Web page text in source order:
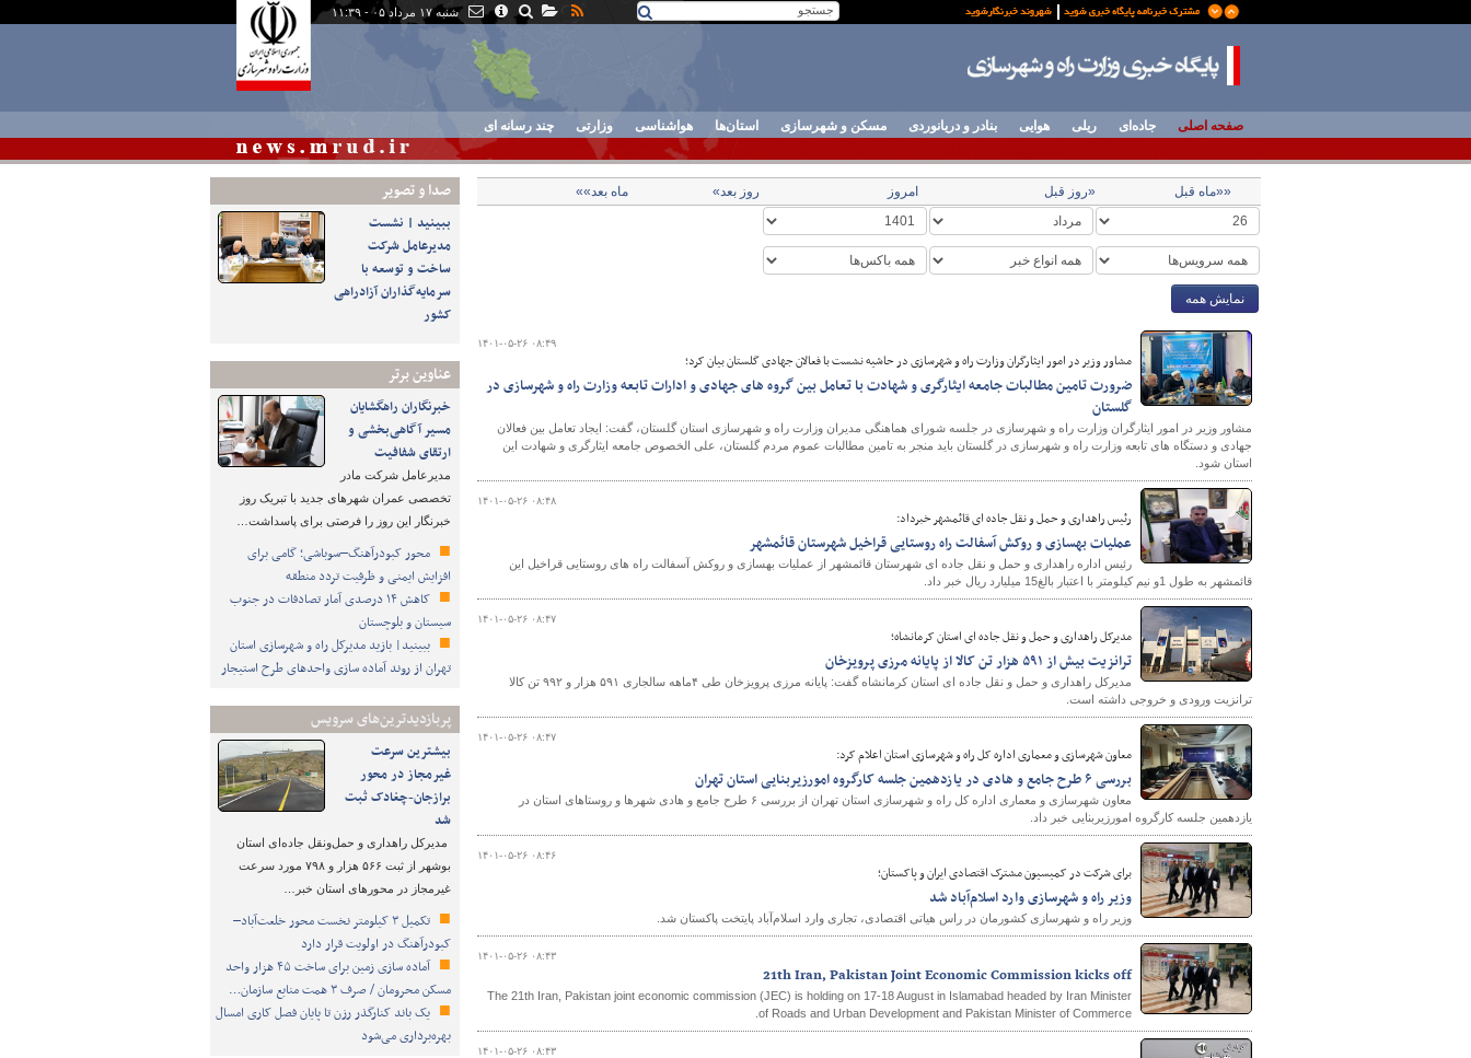
شنبه ۱۷ مرداد ۰۵ - ۱۱:۳۹
پایگاه خبری وزارت راه و
صفحه اصلی جاده‌ای ریلی هوایی بنادر و دریانوردی مسکن و شهرسازی استان‌ها هواشناسی وزارتی چند رسانه ای
صدا و تصوير
ببینید | نشست
مدیرعامل شرکت
ساخت و توسعه با
سرمایه‌گذاران آزادراهی
کشور
عناوین برتر
خبرنگاران راهگشایان
مسیر آگاهی‌بخشی و
ارتقای شفافیت
مدیرعامل شرکت مادر
تخصصی عمران شهرهای جدید با تبریک روز
خبرنگار این روز را فرصتی برای پاسداشت…
محور کبودرآهنگ–سوباشی؛ گامی برای
افزایش ایمنی و ظرفیت تردد منطقه
کاهش ۱۴ درصدی آمار تصادفات در جنوب
سیستان و بلوچستان
ببینید| بازید مدیرکل راه و شهرسازی استان
تهران از روند آماده سازی واحدهای طرح استیجار
پربازدیدترین‌های سرویس
بیشترین سرعت
غیرمجاز در محور
برازجان-چغادک ثبت
شد
مدیرکل راهداری و حمل‌ونقل جاده‌ای استان
بوشهر از ثبت ۵۶۶ هزار و ۷۹۸ مورد سرعت
غیرمجاز در محورهای استان خبر…
تکمیل ۳ کیلومتر نخست محور خلعت‌آباد–
کبودرآهنگ در اولویت قرار دارد
آماده سازی زمین برای ساخت ۴۵ هزار واحد
مسکن محرومان / صرف ۳ همت منابع سازمان…
یک باند کنارگذر رزن تا پایان فصل کاری امسال
بهره‌برداری می‌شود
««ماه قبل «روز قبل امروز روز بعد» ماه بعد»»
نمایش همه
۱۴۰۱-۰۵-۲۶ ۰۸:۴۹
مشاور وزیر در امور ایثارگران وزارت راه و شهرسازی در حاشیه نشست با فعالان جهادی گلستان بیان کرد؛
ضرورت تامین مطالبات جامعه ایثارگری و شهادت با تعامل بین گروه های جهادی و ادارات تابعه وزارت راه و شهرسازی در
گلستان
مشاور وزیر در امور ایثارگران وزارت راه و شهرسازی در جلسه شورای هماهنگی مدیران وزارت راه و شهرسازی استان گلستان، گفت: ایجاد تعامل بین فعالان
جهادی و دستگاه های تابعه وزارت راه و شهرسازی در گلستان باید منجر به تامین مطالبات عموم مردم گلستان، علی الخصوص جامعه ایثارگری و شهادت این
استان شود.
۱۴۰۱-۰۵-۲۶ ۰۸:۴۸
رئیس راهداری و حمل و نقل جاده ای قائمشهر خبرداد:
عملیات بهسازی و روکش آسفالت راه روستایی قراخیل شهرستان قائمشهر
رئیس اداره راهداری و حمل و نقل جاده ای شهرستان قائمشهر از عملیات بهسازی و روکش آسفالت راه های روستایی قراخیل این
قائمشهر به طول 1و نیم کیلومتر با اعتبار بالغ15 میلیارد ریال خبر داد.
۱۴۰۱-۰۵-۲۶ ۰۸:۴۷
مدیرکل راهداری و حمل و نقل جاده ای استان کرمانشاه؛
ترانزیت بیش از ۵۹۱ هزار تن کالا از پایانه مرزی پرویزخان
مدیرکل راهداری و حمل و نقل جاده ای استان کرمانشاه گفت: پایانه مرزی پرویزخان طی ۴ماهه سالجاری ۵۹۱ هزار و ۹۹۲ تن کالا
ترانزیت ورودی و خروجی داشته است.
۱۴۰۱-۰۵-۲۶ ۰۸:۴۷
معاون شهرسازی و معماری اداره کل راه و شهرسازی استان اعلام کرد:
بررسی ۶ طرح جامع و هادی در یازدهمین جلسه کارگروه امورزیربنایی استان تهران
معاون شهرسازی و معماری اداره کل راه و شهرسازی استان تهران از بررسی ۶ طرح جامع و هادی شهرها و روستاهای استان در
یازدهمین جلسه کارگروه امورزیربنایی خبر داد.
۱۴۰۱-۰۵-۲۶ ۰۸:۴۶
برای شرکت در کمیسیون مشترک اقتصادی ایران و پاکستان؛
وزیر راه و شهرسازی وارد اسلام‌آباد شد
وزیر راه و شهرسازی کشورمان در راس هیاتی اقتصادی، تجاری وارد اسلام‌آباد پایتخت پاکستان شد.
۱۴۰۱-۰۵-۲۶ ۰۸:۴۳
21th Iran, Pakistan Joint Economic Commission kicks off
The 21th Iran, Pakistan joint economic commission (JEC) is holding on 17-18 August in Islamabad headed by Iran Minister
of Roads and Urban Development and Pakistan Minister of Commerce.
۱۴۰۱-۰۵-۲۶ ۰۸:۴۳